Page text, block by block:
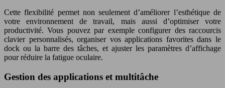
Cette flexibilité permet non seulement d’améliorer l’esthétique de
votre environnement de travail, mais aussi d’optimiser votre
productivité. Vous pouvez par exemple configurer des raccourcis
clavier personnalisés, organiser vos applications favorites dans le
dock ou la barre des tâches, et ajuster les paramètres d’affichage
pour réduire la fatigue oculaire.
Gestion des applications et multitâche